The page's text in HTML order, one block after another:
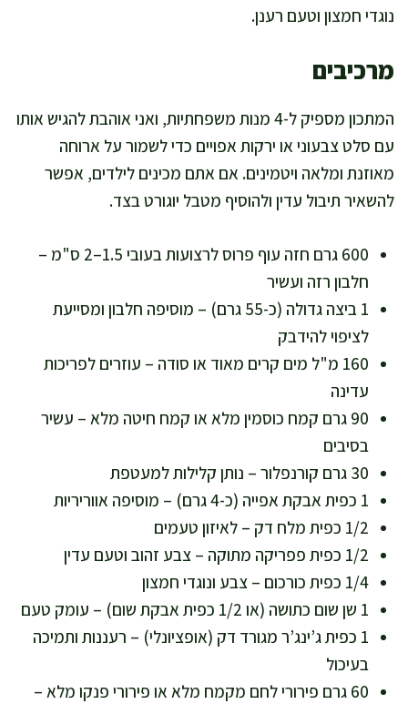
נוגדי חמצון וטעם רענן.
מרכיבים
המתכון מספיק ל-4 מנות משפחתיות, ואני אוהבת להגיש אותו
עם סלט צבעוני או ירקות אפויים כדי לשמור על ארוחה
מאוזנת ומלאה ויטמינים. אם אתם מכינים לילדים, אפשר
להשאיר תיבול עדין ולהוסיף מטבל יוגורט בצד.
600 גרם חזה עוף פרוס לרצועות בעובי 1.5–2 ס"מ –
חלבון רזה ועשיר
1 ביצה גדולה (כ-55 גרם) – מוסיפה חלבון ומסייעת
לציפוי להידבק
160 מ"ל מים קרים מאוד או סודה – עוזרים לפריכות
עדינה
90 גרם קמח כוסמין מלא או קמח חיטה מלא – עשיר
בסיבים
30 גרם קורנפלור – נותן קלילות למעטפת
1 כפית אבקת אפייה (כ-4 גרם) – מוסיפה אווריריות
1/2 כפית מלח דק – לאיזון טעמים
1/2 כפית פפריקה מתוקה – צבע זהוב וטעם עדין
1/4 כפית כורכום – צבע ונוגדי חמצון
1 שן שום כתושה (או 1/2 כפית אבקת שום) – עומק טעם
1 כפית ג’ינג’ר מגורד דק (אופציונלי) – רעננות ותמיכה
בעיכול
60 גרם פירורי לחם מקמח מלא או פירורי פנקו מלא –